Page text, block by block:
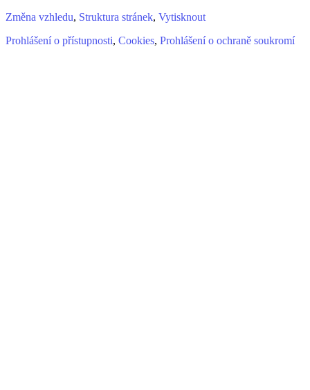
Změna vzhledu, Struktura stránek, Vytisknout
Prohlášení o přístupnosti, Cookies, Prohlášení o ochraně soukromí